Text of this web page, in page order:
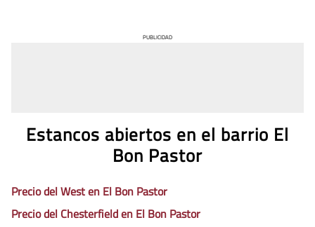
PUBLICIDAD
Estancos abiertos en el barrio El
Bon Pastor
Precio del West en El Bon Pastor
Precio del Chesterfield en El Bon Pastor